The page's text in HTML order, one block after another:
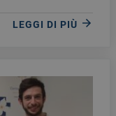
normanna.
LEGGI DI PIÙ